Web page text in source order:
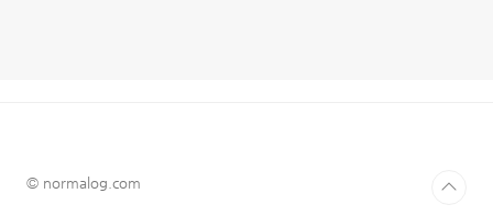
© normalog.com